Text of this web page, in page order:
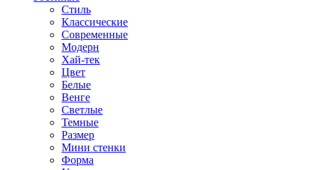
Стиль
Классические
Современные
Модерн
Хай-тек
Цвет
Белые
Венге
Светлые
Темные
Размер
Мини стенки
Форма